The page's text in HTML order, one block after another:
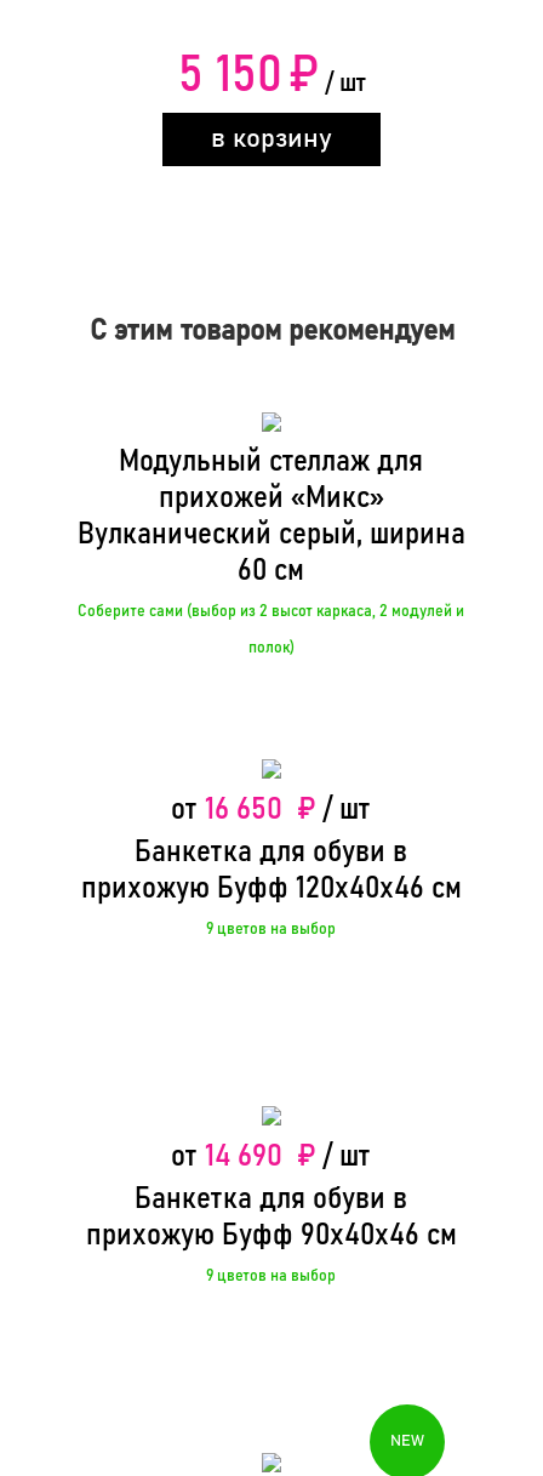
5 150₽ / шт
в корзину
С этим товаром рекомендуем
Модульный стеллаж для
прихожей «Микс»
Вулканический серый, ширина
60 см
Соберите сами (выбор из 2 высот каркаса, 2 модулей и
полок)
от16 650 ₽ / шт
Банкетка для обуви в
прихожую Буфф 120х40х46 см
9 цветов на выбор
от14 690 ₽ / шт
Банкетка для обуви в
прихожую Буфф 90х40х46 см
9 цветов на выбор